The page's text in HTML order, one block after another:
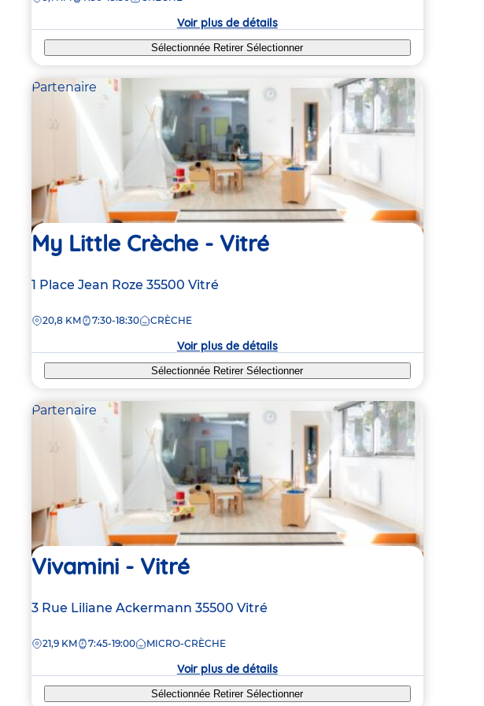
Voir plus de détails
Sélectionnée RetirerSélectionner
Partenaire
My Little Crèche - Vitré
Adresse
la
1 Place Jean Roze 35500 Vitré
DISTANCE
20,8 KM 7:30-18:30 CRÈCHE
Voir plus de détails
Sélectionnée RetirerSélectionner
Partenaire
Vivamini - Vitré
Adresse
la
3 Rue Liliane Ackermann 35500 Vitré
DISTANCE
21,9 KM 7:45-19:00 MICRO-CRÈCHE
Voir plus de détails
Sélectionnée RetirerSélectionner